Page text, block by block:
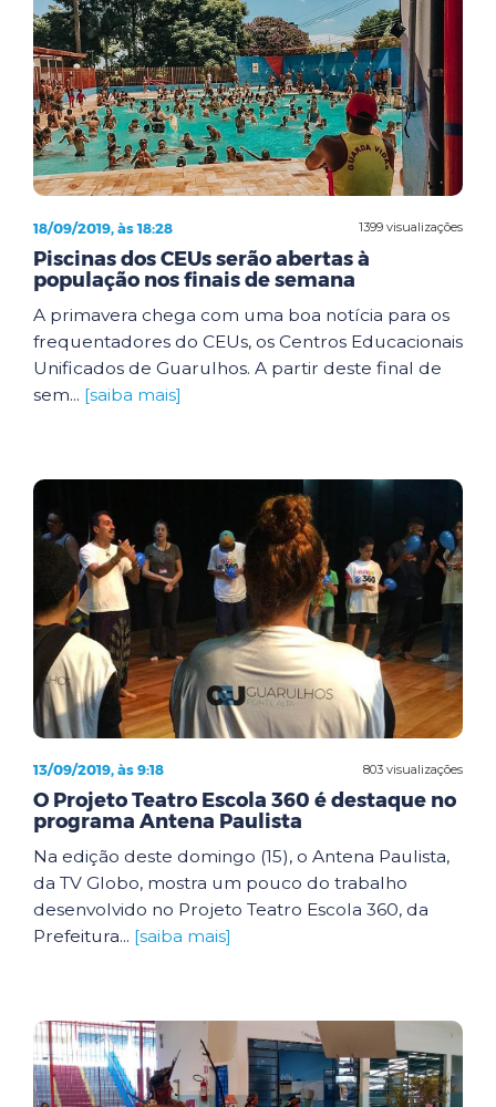
1399 visualizações
18/09/2019, às 18:28
Piscinas dos CEUs serão abertas à
população nos finais de semana
A primavera chega com uma boa notícia para os
frequentadores do CEUs, os Centros Educacionais
Unificados de Guarulhos. A partir deste final de
sem... [saiba mais]
803 visualizações
13/09/2019, às 9:18
O Projeto Teatro Escola 360 é destaque no
programa Antena Paulista
Na edição deste domingo (15), o Antena Paulista,
da TV Globo, mostra um pouco do trabalho
desenvolvido no Projeto Teatro Escola 360, da
Prefeitura... [saiba mais]